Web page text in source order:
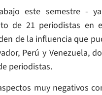
este semestre -
de 21 periodistas en
de la influencia que
Perú y Venezuela,
periodistas.
muy negativos